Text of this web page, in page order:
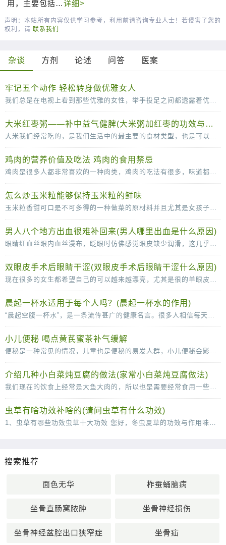
用，主要包括…详细>
声明：本站所有内容仅供学习参考，利用前请咨询专业人士！若侵害了您的
权利，请 联系我们
杂谈 方剂 论述 问答 医案
牢记五个动作 轻松转身做优雅女人
我们总是在电视上看到那些优雅的女性，举手投足之间都透露着优雅。其实，漂亮的女人不单单是脸蛋长得漂亮，拥有一个完美的身材，更要有气质，而气质并不是一天两天就可以培养出来的，需
大米红枣粥——补中益气健脾(大米粥加红枣的功效与作用)
大米我们经常吃的，是我们生活中的最主要的食材类型，也是可以补充丰富的碳水化合物的重要的来源。大米和红枣搭配煮粥的话可以有滋补气血的作用，红枣可以补血，而且还可以补铁的哦
鸡肉的营养价值及吃法 鸡肉的食用禁忌
鸡肉是很多人都非常喜欢的一种肉类，鸡肉的吃法有很多，味道都很可口，鸡肉的脂肪含量比较低，常吃也没那么容易长胖，营养价值很高。鸡肉的营养价值及吃法多吃鸡肉，有助于抗冻防病，而且
怎么炒玉米粒能够保持玉米粒的鲜味
玉米粒香甜可口是不可多得的一种做菜的原材料并且尤其是女孩子是很喜欢吃玉米粒的因为玉米粒味道香甜，但是当我们自己尝试着去做玉米粒的时候就会发现其实很多时候我们做的玉
男人八个地方出血很难补回来(男人哪里出血是什么原因)
眼睛红血丝眼内血丝漫布，眨眼时仿佛感觉眼皮缺少润滑，这几乎可以确定眼睛已经感染了。这时应停止视物，敷上一条冷毛巾，稍事缓解，同时涂一些消炎眼膏。切记不能揉眼睛，因为手是脏的
双眼皮手术后眼睛干涩(双眼皮手术后眼睛干涩什么原因)
现在很多的女生都希望自己的可以越来越漂亮，尤其是很的单眼皮女生更是喜欢双眼皮，所以很多人都会选择通过做双眼皮手术的方法变成双眼皮。很多女生在做了双眼皮手术之后，会感觉
晨起一杯水适用于每个人吗？(晨起一杯水的作用)
“晨起空腹一杯水”，是一条流传甚广的健康名言。很多人相信每天的这杯水，可以清肠胃、排毒养颜、稀释血液，甚至还可以减少疾病的发生。那么，晨起一杯水适用于每个人吗？不是的。从
小儿便秘 喝点黄芪蜜茶补气缓解
便秘是一种常见的情况，儿童也是便秘的易发人群，小儿便秘会影响到身心的健康发育，所以小儿出现便秘的时候一定要及时的调理。下面中医就为父母们介绍几款辅助治疗便秘的食疗方，快
介绍几种小白菜炖豆腐的做法(家常小白菜炖豆腐做法)
我们现在的饮食上经常是大鱼大肉的，所以也是需要经常食用一些小清新的菜肴来很好的改善我们的肠胃的，说到这里，口味清淡的小白菜炖豆腐就是我们不得不说的一道菜了，这道菜虽然说
虫草有啥功效补啥的(请问虫草有什么功效)
1、虫草有哪些功效虫草十大功效 您好，冬虫夏草的功效与作用味甘，性平。能补肾壮阳，补肺平喘，止血化痰。用于肾虚阳痿，遗精，头昏耳鸣；肺虚或肺肾两虚，喘咳短气，或咳血；体虚自汗，畏风。1
搜索推荐
面色无华 柞蚕蛹脑病
坐骨直肠窝脓肿 坐骨神经损伤
坐骨神经盆腔出口狭窄症 坐骨疝